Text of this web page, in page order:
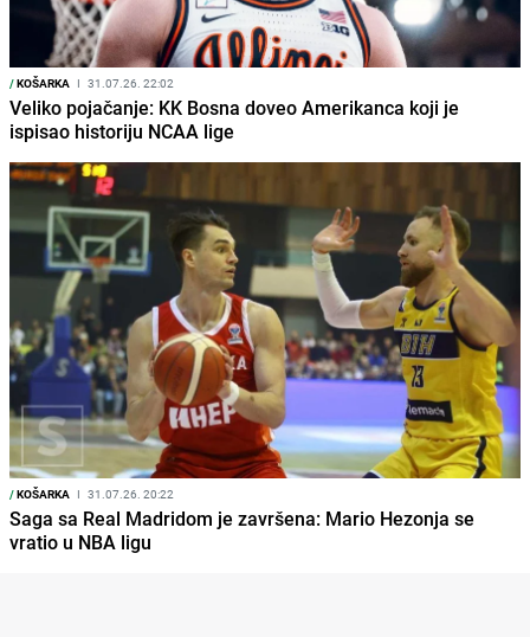
/KOŠARKA I 31.07.26. 22:02
Veliko pojačanje: KK Bosna doveo Amerikanca koji je
ispisao historiju NCAA lige
/KOŠARKA I 31.07.26. 20:22
Saga sa Real Madridom je završena: Mario Hezonja se
vratio u NBA ligu